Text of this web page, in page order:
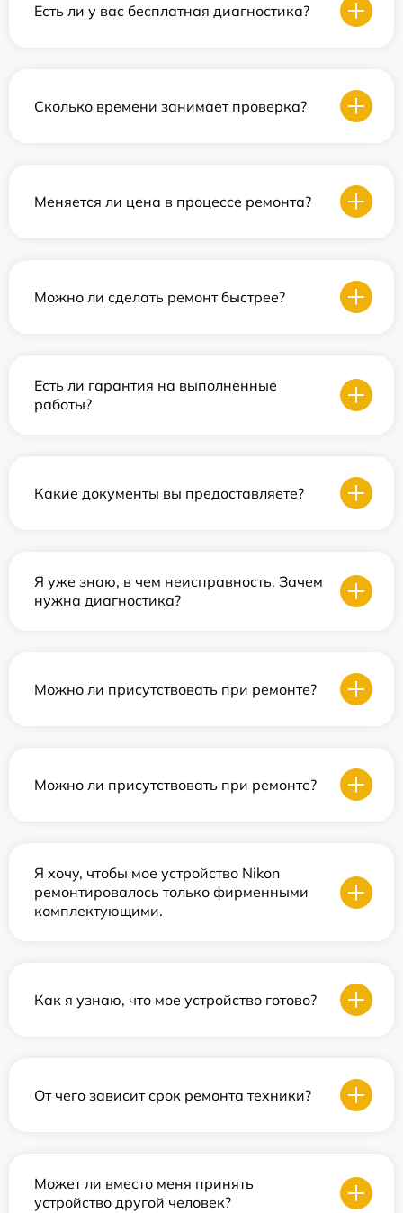
Есть ли у вас бесплатная диагностика?
Сколько времени занимает проверка?
Меняется ли цена в процессе ремонта?
Можно ли сделать ремонт быстрее?
Есть ли гарантия на выполненные
работы?
Какие документы вы предоставляете?
Я уже знаю, в чем неисправность. Зачем
нужна диагностика?
Можно ли присутствовать при ремонте?
Можно ли присутствовать при ремонте?
Я хочу, чтобы мое устройство Nikon
ремонтировалось только фирменными
комплектующими.
Как я узнаю, что мое устройство готово?
От чего зависит срок ремонта техники?
Может ли вместо меня принять
устройство другой человек?